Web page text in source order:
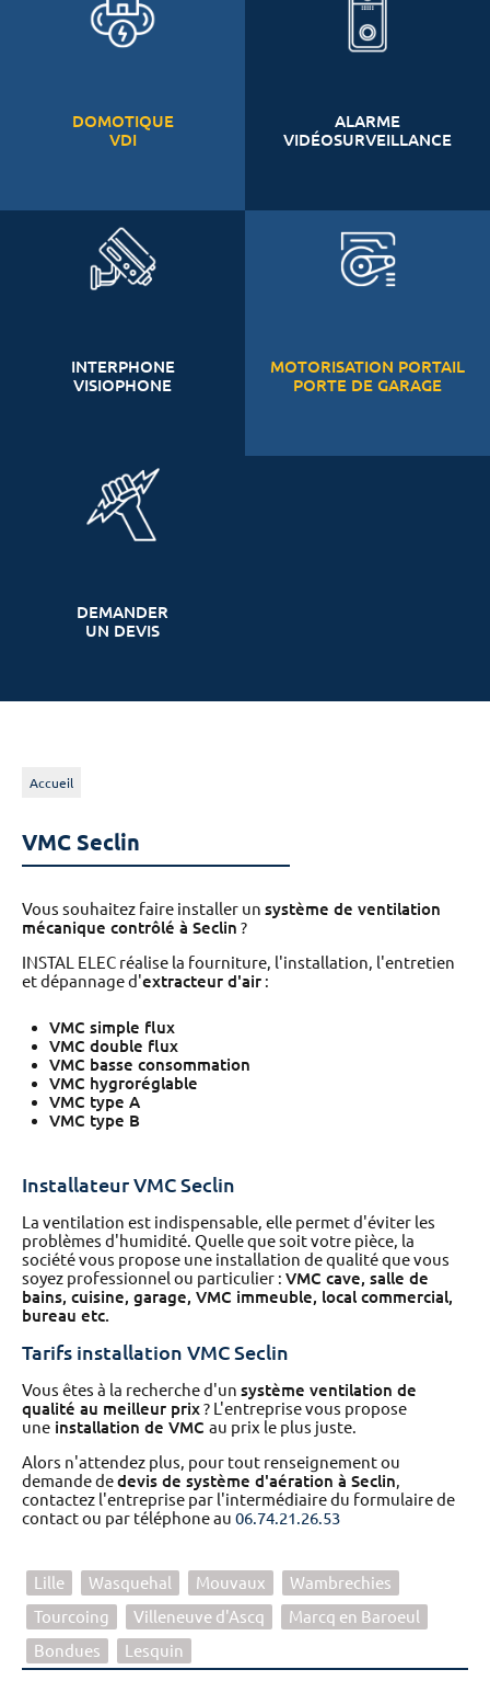
DOMOTIQUE
VDI
ALARME
VIDÉOSURVEILLANCE
INTERPHONE
VISIOPHONE
MOTORISATION PORTAIL
PORTE DE GARAGE
DEMANDER
UN DEVIS
Accueil
VMC Seclin
Vous souhaitez faire installer un système de ventilation
mécanique contrôlé à Seclin ?
INSTAL ELEC réalise la fourniture, l'installation, l'entretien
et dépannage d'extracteur d'air :
VMC simple flux
VMC double flux
VMC basse consommation
VMC hygroréglable
VMC type A
VMC type B
Installateur VMC Seclin
La ventilation est indispensable, elle permet d'éviter les
problèmes d'humidité. Quelle que soit votre pièce, la
société vous propose une installation de qualité que vous
soyez professionnel ou particulier : VMC cave, salle de
bains, cuisine, garage, VMC immeuble, local commercial,
bureau etc.
Tarifs installation VMC Seclin
Vous êtes à la recherche d'un système ventilation de
qualité au meilleur prix? L'entreprise vous propose
une installation de VMC au prix le plus juste.
Alors n'attendez plus, pour tout renseignement ou
demande dedevis de système d'aération à Seclin,
contactez l'entreprise par l'intermédiaire du formulaire de
contact ou par téléphone au 06.74.21.26.53
Lille Wasquehal Mouvaux
Wambrechies
Tourcoing
Villeneuve d'Ascq
Marcq en Baroeul
Bondues
Lesquin